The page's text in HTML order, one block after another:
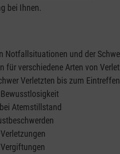
bei Ihnen.
Notfallsituationen und der
für verschiedene Arten von
Verletzten bis zum
Atemstillstand